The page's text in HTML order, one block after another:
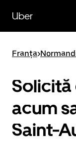
direct
conținutul
principal
Uber
Franța>
acum
Saint-